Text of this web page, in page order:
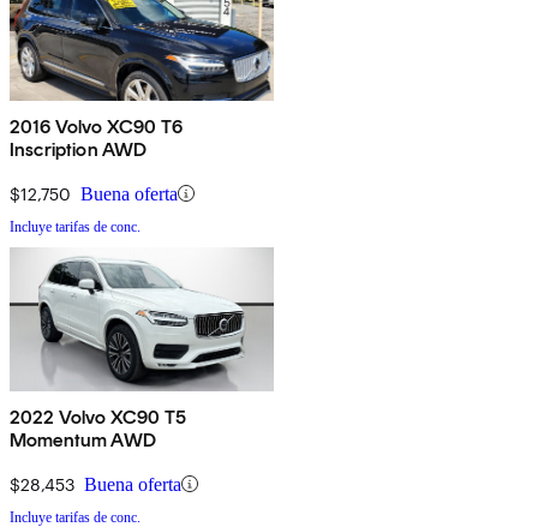
2016 Volvo XC90 T6
Inscription AWD
$12,750 Buena oferta
Incluye tarifas de conc.
2022 Volvo XC90 T5
Momentum AWD
$28,453 Buena oferta
Incluye tarifas de conc.